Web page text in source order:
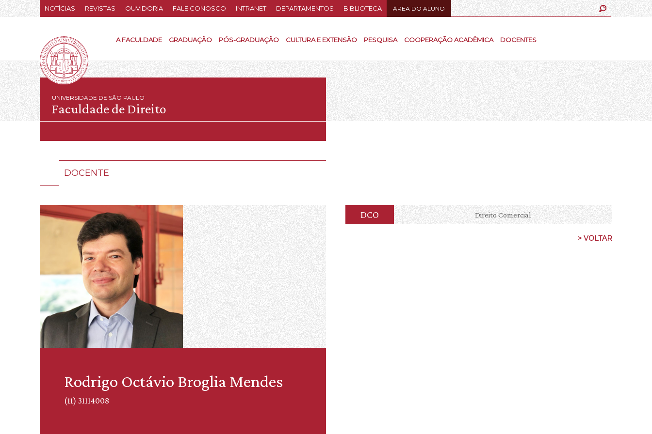
NOTÍCIAS REVISTAS OUVIDORIA FALE CONOSCO INTRANET DEPARTAMENTOS BIBLIOTECA ÁREA DO ALUNO
A FACULDADE GRADUAÇÃO PÓS-GRADUAÇÃO CULTURA E EXTENSÃO PESQUISA COOPERAÇÃO ACADÊMICA DOCENTES
UNIVERSIDADE DE SÃO PAULO
Faculdade de Direito
DOCENTE
Rodrigo Octávio Broglia Mendes
(11) 31114008
DCO Direito Comercial
> VOLTAR